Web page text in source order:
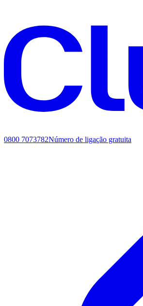
0800 7073782Número de ligação gratuita